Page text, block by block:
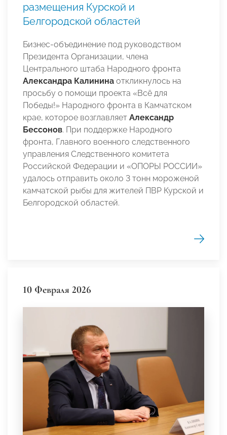
размещения Курской и
Белгородской областей
Бизнес-объединение под руководством
Президента Организации, члена
Центрального штаба Народного фронта
Александра Калинина откликнулось на
просьбу о помощи проекта «Всё для
Победы!» Народного фронта в Камчатском
крае, которое возглавляет Александр
Бессонов. При поддержке Народного
фронта, Главного военного следственного
управления Следственного комитета
Российской Федерации и «ОПОРЫ РОССИИ»
удалось отправить около 3 тонн мороженой
камчатской рыбы для жителей ПВР Курской и
Белгородской областей.
10 Февраля 2026